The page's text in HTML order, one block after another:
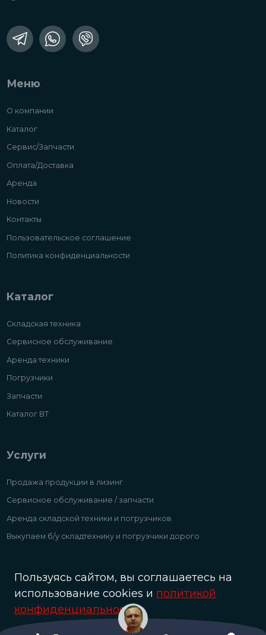
Меню
О компании
Каталог
Сервис/Запчасти
Оплата/Доставка
Аренда
Новости
Контакты
Пользовательское соглашение
Политика конфиденциальности
Каталог
Складская техника
Сервисное обслуживание
Аренда техники
Погрузчики
Запчасти
Каталог ВТ
Услуги
Продажа продукции в лизинг
Сервисное обслуживание / запчасти
Аренда складской техники и погрузчиков
Выкупаем б/у складтехнику и погрузчики дорого
© Разработка и сопровождение сайта «Scrum studio White»
Пользуясь сайтом, вы соглашаетесь на
использование cookies и политикой
конфиденциальности.
Oк